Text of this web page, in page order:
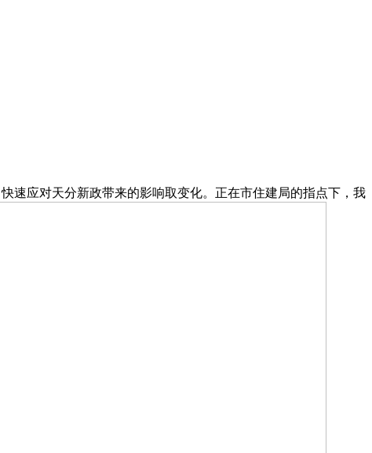
应对天分新政带来的影响取变化。正在市住建局的指点下，我